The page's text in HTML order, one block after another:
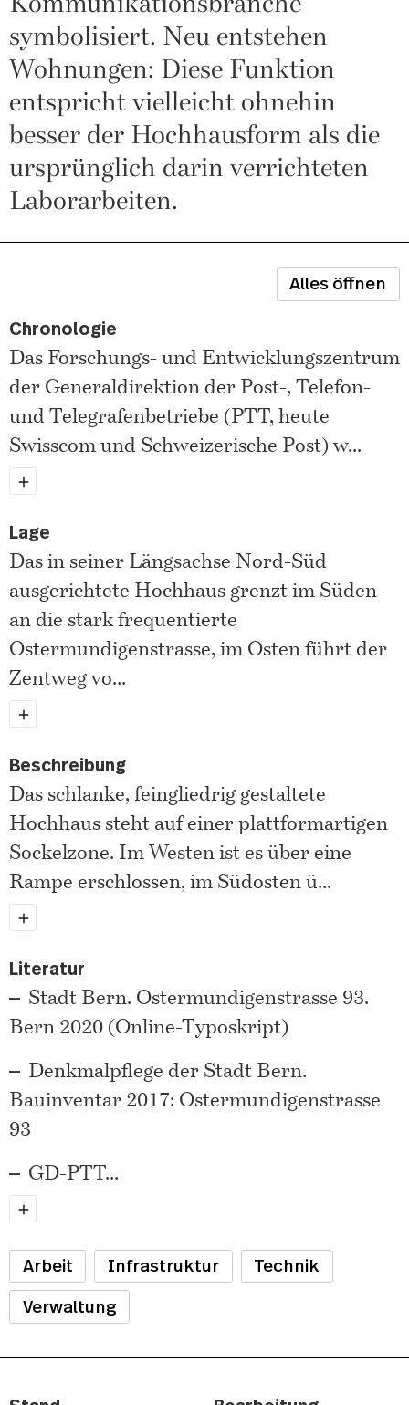
symbolisiert. Neu entstehen
Wohnungen: Diese Funktion
entspricht vielleicht ohnehin
besser der Hochhausform als die
ursprünglich darin verrichteten
Laborarbeiten.
Alles öffnen
Chronologie
Das Forschungs- und Entwicklungszentrum
der Generaldirektion der Post-, Telefon-
und Telegrafenbetriebe (PTT, heute
Swisscom und Schweizerische Post) w...
Lage
Das in seiner Längsachse Nord-Süd
ausgerichtete Hochhaus grenzt im Süden
an die stark frequentierte
Ostermundigenstrasse, im Osten führt der
Zentweg vo...
Beschreibung
Das schlanke, feingliedrig gestaltete
Hochhaus steht auf einer plattformartigen
Sockelzone. Im Westen ist es über eine
Rampe erschlossen, im Südosten ü...
Literatur
Stadt Bern. Ostermundigenstrasse 93.
Bern 2020 (Online-Typoskript)
Denkmalpflege der Stadt Bern.
Bauinventar 2017: Ostermundigenstrasse
93
GD-PTT...
Arbeit Infrastruktur Technik
Verwaltung